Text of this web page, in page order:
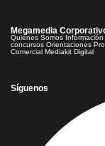
Megamedia
Quienes Somos
concursos Orientaciones
Comercial Mediakit Digital
Síguenos